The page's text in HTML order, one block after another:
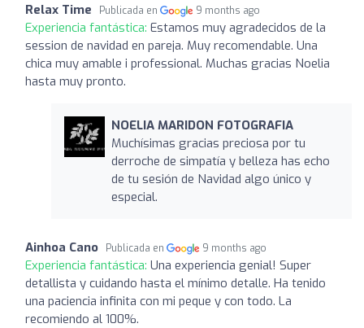
Relax Time Publicada en 9 months ago
Experiencia fantástica: Estamos muy agradecidos de la
session de navidad en pareja. Muy recomendable. Una
chica muy amable i professional. Muchas gracias Noelia
hasta muy pronto.
NOELIA MARIDON FOTOGRAFIA
Muchísimas gracias preciosa por tu
derroche de simpatía y belleza has echo
de tu sesión de Navidad algo único y
especial.
Ainhoa Cano Publicada en 9 months ago
Experiencia fantástica: Una experiencia genial! Super
detallista y cuidando hasta el mínimo detalle. Ha tenido
una paciencia infinita con mi peque y con todo. La
recomiendo al 100%.